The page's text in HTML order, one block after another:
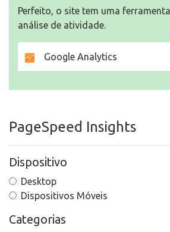
Perfeito, o site tem uma
análise de atividade.
Google Analytics
PageSpeed Insights
Dispositivo
Desktop
Dispositivos Móveis
Categorias